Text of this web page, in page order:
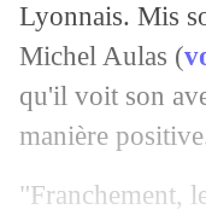
Lyonnais. Mis
Michel Aulas (
qu'il voit son
manière
"Franchement,
26/06 Bayern:
26/06 Juve:
26/06 LAFC: